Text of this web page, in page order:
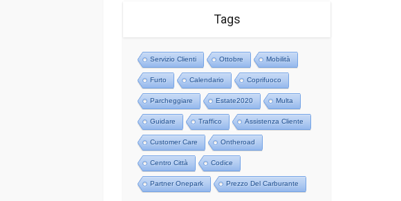
Tags
Servizio Clienti Ottobre Mobilità
Furto Calendario Coprifuoco
Parcheggiare Estate2020 Multa
Guidare Traffico Assistenza Cliente
Customer Care Ontheroad
Centro Città Codice
Partner Onepark Prezzo Del Carburante